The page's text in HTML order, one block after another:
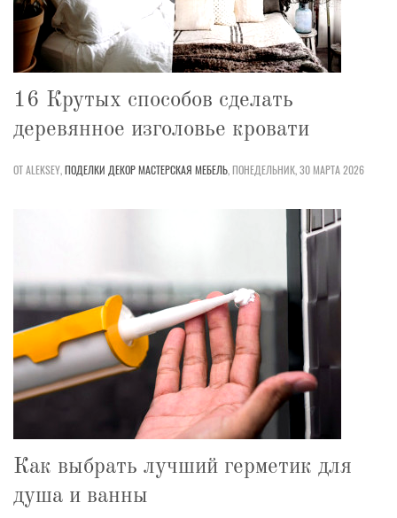
16 Крутых способов сделать
деревянное изголовье кровати
ОТ ALEKSEY,ПОДЕЛКИ ДЕКОРМАСТЕРСКАЯ МЕБЕЛЬ,ПОНЕДЕЛЬНИК, 30 МАРТА 2026
Как выбрать лучший герметик для
душа и ванны